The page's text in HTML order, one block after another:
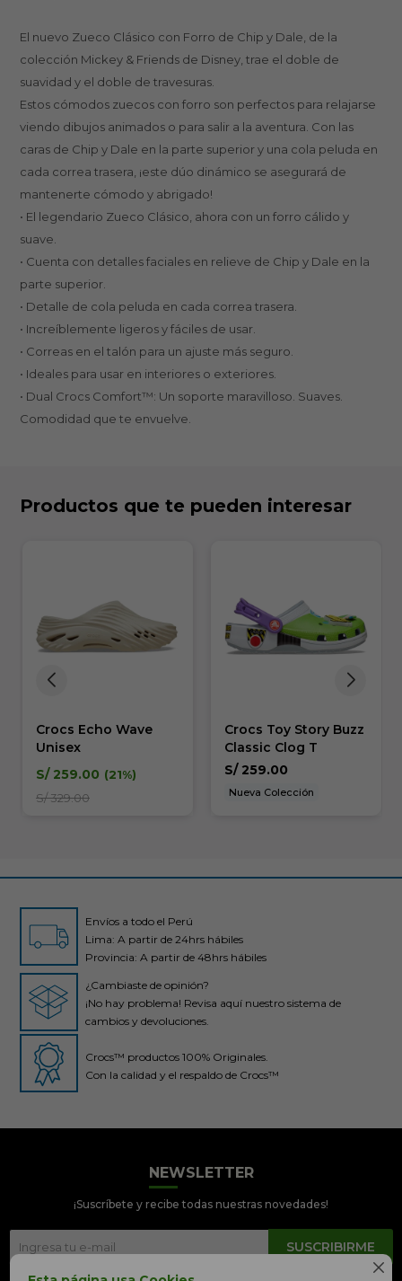

Crocs Perú
● En línea
El nuevo Zueco Clásico con Forro de Chip y Dale, de la
colección Mickey & Friends de Disney, trae el doble de
suavidad y el doble de travesuras.
Estos cómodos zuecos con forro son perfectos para relajarse
viendo dibujos animados o para salir a la aventura. Con las
caras de Chip y Dale en la parte superior y una cola peluda en
cada correa trasera, ¡este dúo dinámico se asegurará de
mantenerte cómodo y abrigado!
• El legendario Zueco Clásico, ahora con un forro cálido y
suave.
• Cuenta con detalles faciales en relieve de Chip y Dale en la
parte superior.
• Detalle de cola peluda en cada correa trasera.
• Increíblemente ligeros y fáciles de usar.
• Correas en el talón para un ajuste más seguro.
• Ideales para usar en interiores o exteriores.
• Dual Crocs Comfort™: Un soporte maravilloso. Suaves.
Comodidad que te envuelve.
Productos que te pueden interesar
Crocs Echo Wave
Unisex
S/ 259.00
21
S/329.00
Crocs Toy Story Buzz
Classic Clog T
S/ 259.00
Nueva Colección
Envíos a todo el Perú
Lima: A partir de 24hrs hábiles
Provincia: A partir de 48hrs hábiles
¿Cambiaste de opinión?
¡No hay problema! Revisa aquí nuestro sistema de
cambios y devoluciones.
Crocs™ productos 100% Originales.
Con la calidad y el respaldo de Crocs™
NEWSLETTER
¡Suscríbete y recibe todas nuestras novedades!
SUSCRIBIRME